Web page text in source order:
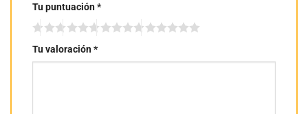
Tu puntuación*
Tu valoración*